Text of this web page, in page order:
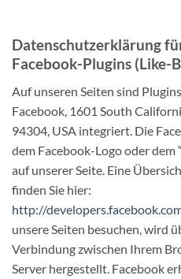
Datenschutzerklärung
Facebook-Plugins (Like-
Auf unseren Seiten sind
Facebook, 1601 South
94304, USA integriert. Die
dem Facebook-Logo oder dem
auf unserer Seite. Eine
finden Sie hier:
http://
unsere Seiten besuchen, wird
Verbindung zwischen Ihrem
Server hergestellt. Facebook